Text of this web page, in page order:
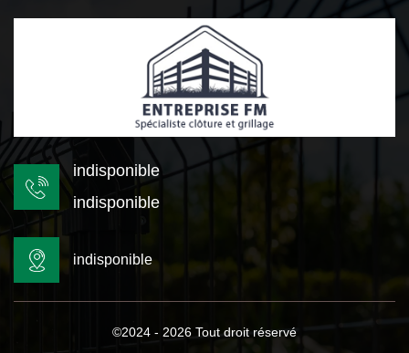
indisponible
indisponible
indisponible
©2024 - 2026 Tout droit réservé